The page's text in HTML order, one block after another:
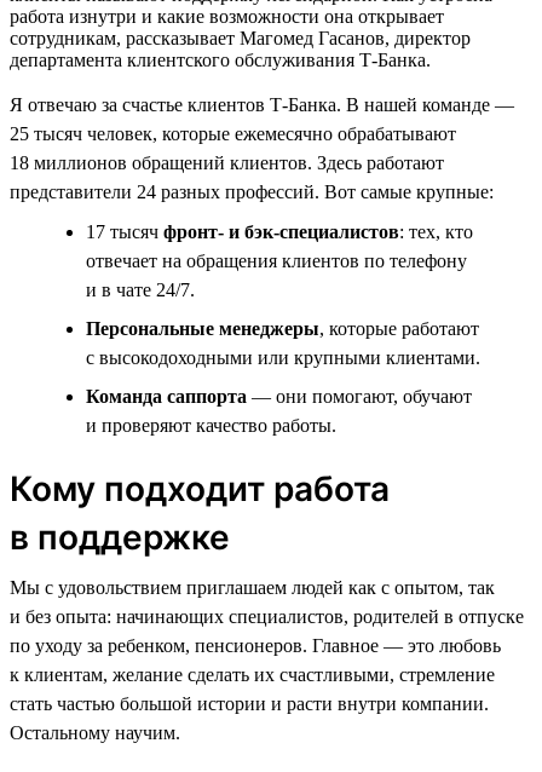
работа изнутри и какие возможности она открывает
сотрудникам, рассказывает Магомед Гасанов, директор
департамента клиентского обслуживания Т-Банка.
Я отвечаю за счастье клиентов Т-Банка. В нашей команде —
25 тысяч человек, которые ежемесячно обрабатывают
18 миллионов обращений клиентов. Здесь работают
представители 24 разных профессий. Вот самые крупные:
17 тысяч фронт- и бэк-специалистов: тех, кто
отвечает на обращения клиентов по телефону
и в чате 24/7.
Персональные менеджеры, которые работают
с высокодоходными или крупными клиентами.
Команда саппорта — они помогают, обучают
и проверяют качество работы.
Кому подходит работа
в поддержке
Мы с удовольствием приглашаем людей как с опытом, так
и без опыта: начинающих специалистов, родителей в отпуске
по уходу за ребенком, пенсионеров. Главное — это любовь
к клиентам, желание сделать их счастливыми, стремление
стать частью большой истории и расти внутри компании.
Остальному научим.